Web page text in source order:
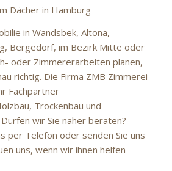
Dächer in Hamburg
in Wandsbek, Altona,
Bergedorf, im Bezirk Mitte oder
oder Zimmererarbeiten planen,
richtig. Die Firma ZMB Zimmerei
Fachpartner
Trockenbau und
wir Sie näher beraten?
per Telefon oder senden Sie uns
uns, wenn wir ihnen helfen